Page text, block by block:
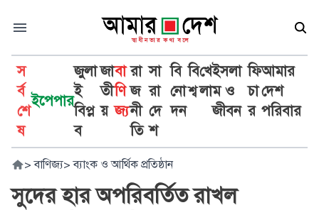
স
র্ব
শে
ষ
ইপেপার
জুলা
ই
বিপ্ল
ব
জা
তী
য়
বা
ণি
জ্য
রা
জ
নী
তি
সা
রা
দে
শ
বি
নো
দন
বি
শ্ব
খে
লা
ইসলা
ম ও
জীবন
ফি
চা
র
আমার
দেশ
পরিবার
> বাণিজ্য> ব্যাংক ও আর্থিক প্রতিষ্ঠান
সুদের হার অপরিবর্তিত রাখল